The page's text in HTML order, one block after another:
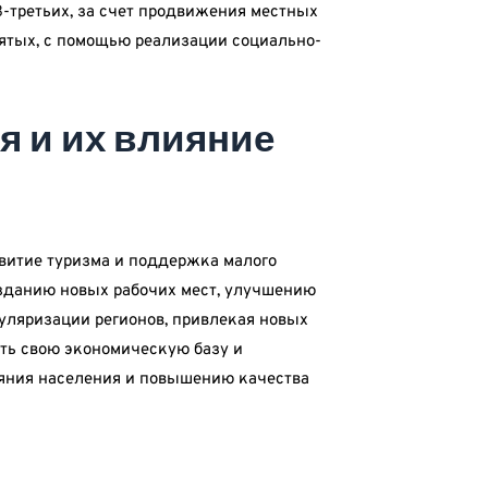
за счет продвижения местных
с помощью реализации социально-
и их влияние
туризма и поддержка малого
новых рабочих мест, улучшению
регионов, привлекая новых
свою экономическую базу и
населения и повышению качества